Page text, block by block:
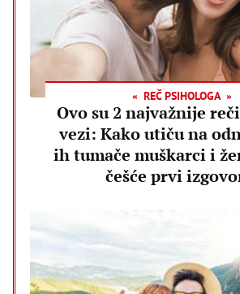
REČ PSIHOLOGA
Ovo su 2 najvažnije
vezi: Kako utiču na
ih tumače muškarci i
češće prvi